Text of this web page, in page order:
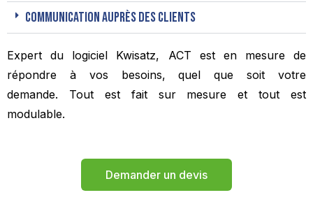
Communication auprès des clients
Expert du logiciel Kwisatz, ACT est en mesure de
répondre à vos besoins, quel que soit votre
demande. Tout est fait sur mesure et tout est
modulable.
Demander un devis